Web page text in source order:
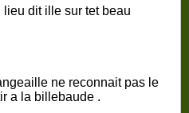
dit ille sur tet beau
ne reconnait pas le
a la billebaude .